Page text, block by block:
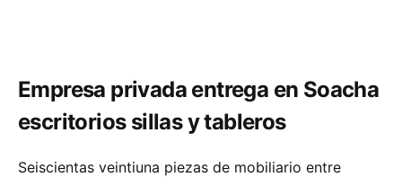
Empresa privada entrega en Soacha
escritorios sillas y tableros
Seiscientas veintiuna piezas de mobiliario entre